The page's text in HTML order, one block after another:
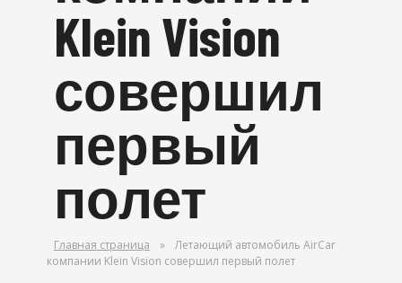
Klein Vision
совершил
первый
полет
Главная страница »
Летающий автомобиль AirCar
компании Klein Vision совершил первый полет